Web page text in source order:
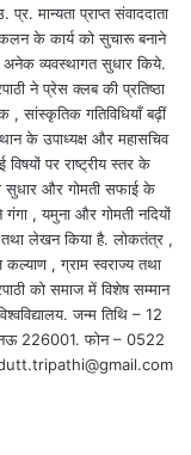
मान्यता प्राप्त संवाददाता
के कार्य को सुचारू बनाने
व्यवस्थागत सुधार किये.
ने प्रेस क्लब की प्रतिष्ठा
सांस्कृतिक गतिविधियाँ बढ़ीं
के उपाध्यक्ष और महासचिव
पर राष्ट्रीय स्तर के
सुधार और गोमती सफाई के
, यमुना और गोमती नदियों
लेखन किया है. लोकतंत्र ,
, ग्राम स्वराज्य तथा
को समाज में विशेष सम्मान
जन्म तिथि – 12
226001. फोन – 0522